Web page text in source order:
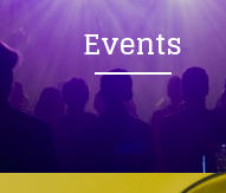
Events